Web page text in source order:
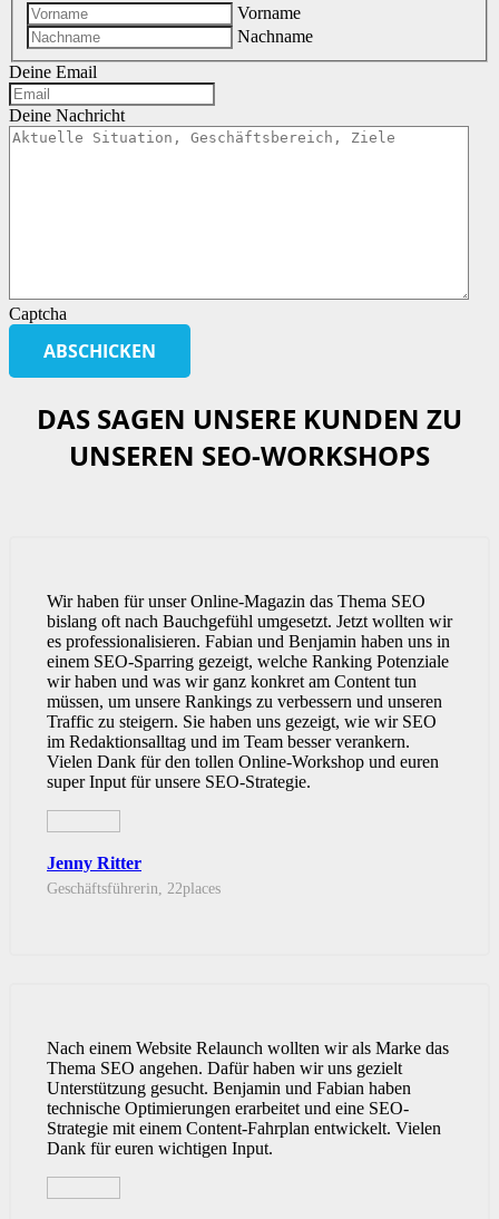
Vorname
Nachname
Deine Email
Deine Nachricht
Captcha
DAS SAGEN UNSERE KUNDEN ZU
UNSEREN SEO-WORKSHOPS
Wir haben für unser Online-Magazin das Thema SEO
bislang oft nach Bauchgefühl umgesetzt. Jetzt wollten wir
es professionalisieren. Fabian und Benjamin haben uns in
einem SEO-Sparring gezeigt, welche Ranking Potenziale
wir haben und was wir ganz konkret am Content tun
müssen, um unsere Rankings zu verbessern und unseren
Traffic zu steigern. Sie haben uns gezeigt, wie wir SEO
im Redaktionsalltag und im Team besser verankern.
Vielen Dank für den tollen Online-Workshop und euren
super Input für unsere SEO-Strategie.
Jenny Ritter
Geschäftsführerin, 22places
Nach einem Website Relaunch wollten wir als Marke das
Thema SEO angehen. Dafür haben wir uns gezielt
Unterstützung gesucht. Benjamin und Fabian haben
technische Optimierungen erarbeitet und eine SEO-
Strategie mit einem Content-Fahrplan entwickelt. Vielen
Dank für euren wichtigen Input.